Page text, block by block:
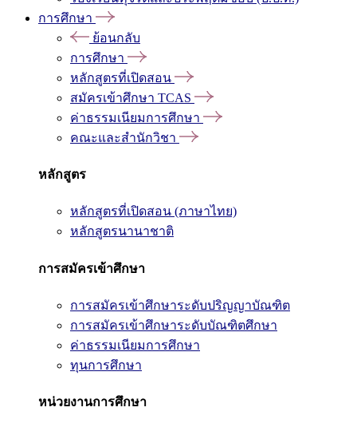
การศึกษา
ย้อนกลับ
การศึกษา
หลักสูตรที่เปิดสอน
สมัครเข้าศึกษา TCAS
ค่าธรรมเนียมการศึกษา
คณะและสำนักวิชา
หลักสูตร
หลักสูตรที่เปิดสอน (ภาษาไทย)
หลักสูตรนานาชาติ
การสมัครเข้าศึกษา
การสมัครเข้าศึกษาระดับปริญญาบัณฑิต
การสมัครเข้าศึกษาระดับบัณฑิตศึกษา
ค่าธรรมเนียมการศึกษา
ทุนการศึกษา
หน่วยงานการศึกษา